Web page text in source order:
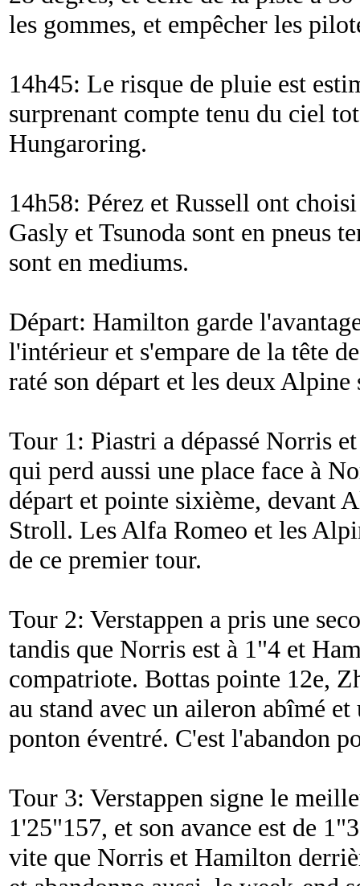
les gommes, et empêcher les
14h45: Le risque de pluie est
surprenant compte tenu du ciel
Hungaroring.
14h58: Pérez et Russell ont
Gasly et Tsunoda sont en pneus
sont en mediums.
Départ: Hamilton garde
l'intérieur et s'empare de la tête
raté son départ et les deux Alpine
Tour 1: Piastri a dépassé Norris
qui perd aussi une place face à
départ et pointe sixième, devant
Stroll. Les Alfa Romeo et les
de ce premier tour.
Tour 2: Verstappen a pris une
tandis que Norris est à 1"4 et
compatriote. Bottas pointe 12e,
au stand avec un aileron abîmé
ponton éventré. C'est l'abandon
Tour 3: Verstappen signe le
1'25"157, et son avance est de
vite que Norris et Hamilton